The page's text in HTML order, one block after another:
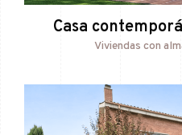
Casa
Viviendas con